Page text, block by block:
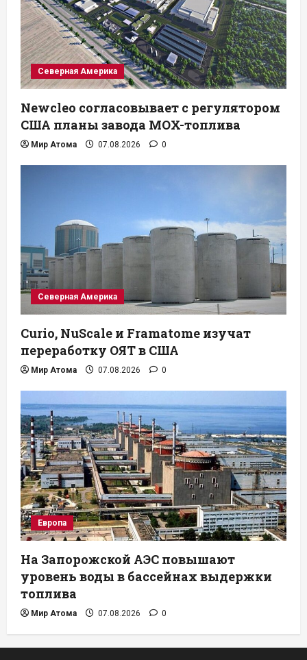
Северная Америка
Newcleo согласовывает с регулятором
США планы завода MOX-топлива
Мир Атома 07.08.2026 0
Северная Америка
Curio, NuScale и Framatome изучат
переработку ОЯТ в США
Мир Атома 07.08.2026 0
Европа
На Запорожской АЭС повышают
уровень воды в бассейнах выдержки
топлива
Мир Атома 07.08.2026 0